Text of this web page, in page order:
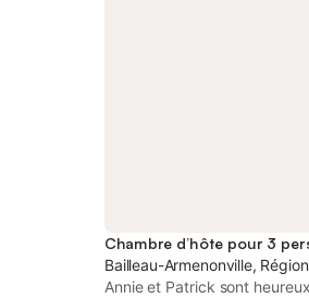
Bailleau-Armenonville,
Annie et Patrick sont